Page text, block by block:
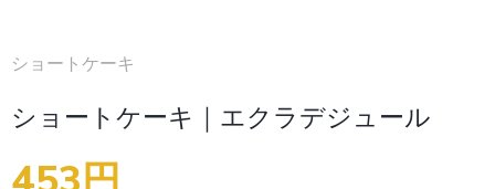
ショートケーキ
ショートケーキ｜エクラデジュール
453円